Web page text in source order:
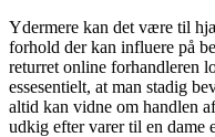
Ydermere kan det være til
forhold der kan influere på
returret online forhandleren
essesentielt, at man stadig
altid kan vidne om handlen
udkig efter varer til en dame